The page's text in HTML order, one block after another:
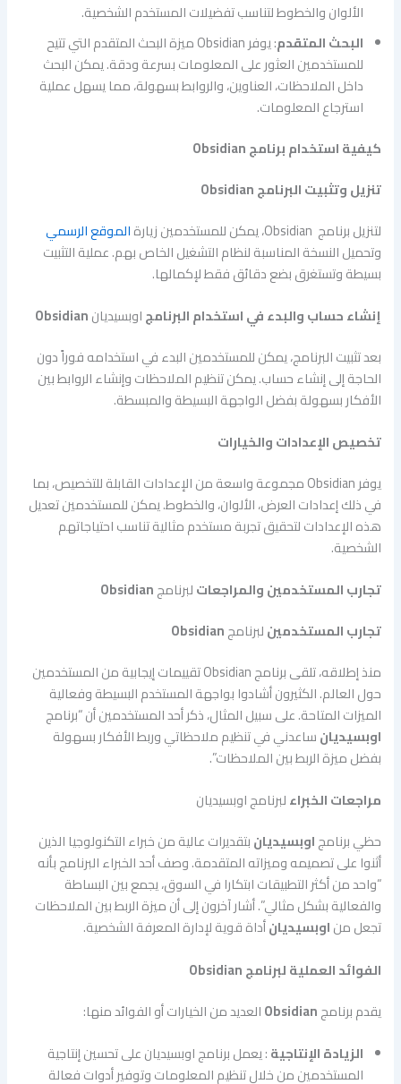
الألوان والخطوط لتناسب تفضيلات المستخدم الشخصية.
البحث المتقدم
: يوفر Obsidian ميزة البحث المتقدم التي تتيح
للمستخدمين العثور على المعلومات بسرعة ودقة. يمكن البحث
داخل الملاحظات، العناوين، والروابط بسهولة، مما يسهل عملية
استرجاع المعلومات.
كيفية استخدام برنامج Obsidian
تنزيل وتثبيت البرنامجObsidian
لتنزيل برنامج Obsidian، يمكن للمستخدمين زيارة
الموقع الرسمي
وتحميل النسخة المناسبة لنظام التشغيل الخاص بهم. عملية التثبيت
بسيطة وتستغرق بضع دقائق فقط لإكمالها.
إنشاء حساب والبدء في استخدام البرنامجاوبسيديانObsidian
بعد تثبيت البرنامج، يمكن للمستخدمين البدء في استخدامه فوراً دون
الحاجة إلى إنشاء حساب. يمكن تنظيم الملاحظات وإنشاء الروابط بين
الأفكار بسهولة بفضل الواجهة البسيطة والمبسطة.
تخصيص الإعدادات والخيارات
يوفر Obsidian مجموعة واسعة من الإعدادات القابلة للتخصيص، بما
في ذلك إعدادات العرض، الألوان، والخطوط. يمكن للمستخدمين تعديل
هذه الإعدادات لتحقيق تجربة مستخدم مثالية تناسب احتياجاتهم
الشخصية.
تجارب المستخدمين والمراجعاتلبرنامجObsidian
تجارب المستخدمينلبرنامجObsidian
منذ إطلاقه، تلقى برنامج Obsidian تقييمات إيجابية من المستخدمين
حول العالم. الكثيرون أشادوا بواجهة المستخدم البسيطة وفعالية
الميزات المتاحة. على سبيل المثال، ذكر أحد المستخدمين أن “برنامج
اوبسيديانساعدني في تنظيم ملاحظاتي وربط الأفكار بسهولة
بفضل ميزة الربط بين الملاحظات”.
مراجعات الخبراءلبرنامج اوبسيديان
حظي برنامجاوبسيديانبتقديرات عالية من خبراء التكنولوجيا الذين
أثنوا على تصميمه وميزاته المتقدمة. وصف أحد الخبراء البرنامج بأنه
“واحد من أكثر التطبيقات ابتكارا في السوق، يجمع بين البساطة
والفعالية بشكل مثالي”. أشار آخرون إلى أن ميزة الربط بين الملاحظات
تجعل مناوبسيديانأداة قوية لإدارة المعرفة الشخصية.
الفوائد العملية لبرنامج Obsidian
يقدم برنامجObsidianالعديد من الخيارات أو الفوائد منها:
الزيادة الإنتاجية: يعمل برنامج اوبسيديان على تحسين إنتاجية
المستخدمين من خلال تنظيم المعلومات وتوفير أدوات فعالة